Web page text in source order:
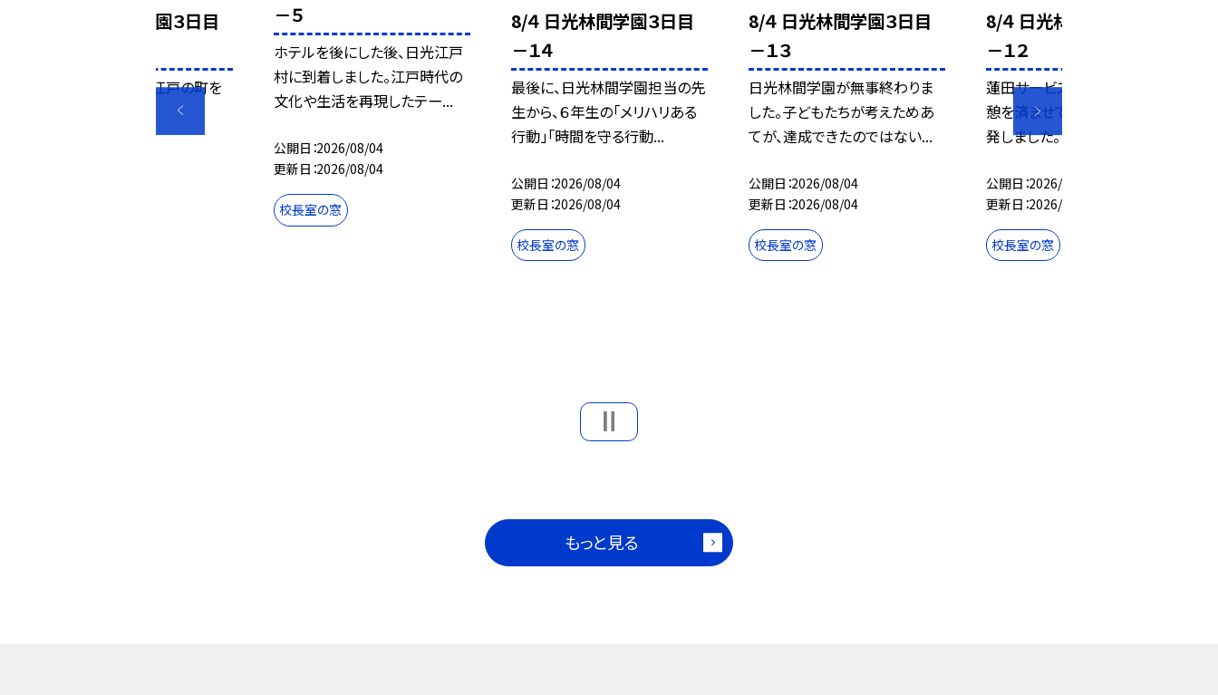
8/４ 日光林間学園３日目
江戸人になりきり、江戸の町を
－５
ホテルを後にした後、日光江戸
村に到着しました。江戸時代の
文化や生活を再現したテー...
公開日 2026/08/04
更新日 2026/08/04
校長室の窓
8/４ 日光林間学園３日目
－１４
最後に、日光林間学園担当の先
生から、６年生の「メリハリある
行動」「時間を守る行動...
公開日 2026/08/04
更新日 2026/08/04
校長室の窓
8/４ 日光林間学園３日目
－１３
日光林間学園が無事終わりま
した。子どもたちが考えためあ
てが、達成できたのではない...
公開日 2026/08/04
更新日 2026/08/04
校長室の窓
8/４ 日光林間学園３日目
－１２
蓮田サービスエリアでトイレ休
憩を済ませて、１３時40分に出
発しました。
公開日 2026/08/04
更新日 2026/08/04
校長室の窓
もっと見る